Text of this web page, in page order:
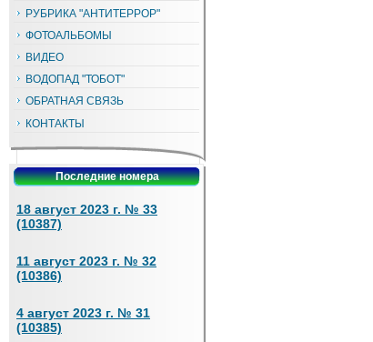
РУБРИКА "АНТИТЕРРОР"
ФОТОАЛЬБОМЫ
ВИДЕО
ВОДОПАД "ТОБОТ"
ОБРАТНАЯ СВЯЗЬ
КОНТАКТЫ
Последние номера
18 август 2023 г. № 33
(10387)
11 август 2023 г. № 32
(10386)
4 август 2023 г. № 31
(10385)